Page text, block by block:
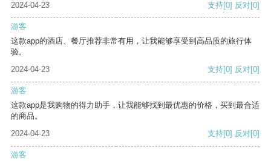
2024-04-23 支持[0] 反对[0]
游客
这款app的酒店、餐厅推荐非常有用，让我能够享受到高品质的旅行体
验。
2024-04-23
支持[0] 反对[0]
游客
这款app是我购物的得力助手，让我能够找到最优惠的价格，买到最合适
的商品。
2024-04-23
支持[0] 反对[0]
游客